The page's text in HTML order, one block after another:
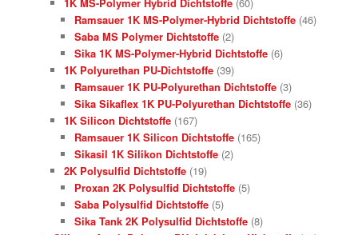
Ramsauer 1K MS-Polymer-Hybrid Dichtstoffe (46)
Saba MS Polymer Dichtstoffe (2)
Sika 1K MS-Polymer-Hybrid Dichtstoffe (6)
1K Polyurethan PU-Dichtstoffe (39)
Ramsauer 1K PU-Polyurethan Dichtstoffe (3)
Sika Sikaflex 1K PU-Polyurethan Dichtstoffe (36)
1K Silicon Dichtstoffe (167)
Ramsauer 1K Silicon Dichtstoffe (165)
Sikasil 1K Silikon Dichtstoffe (2)
2K Polysulfid Dichtstoffe (19)
Proxan 2K Polysulfid Dichtstoffe (5)
Saba Polysulfid Dichtstoffe (5)
Sika Tank 2K Polysulfid Dichtstoffe (8)